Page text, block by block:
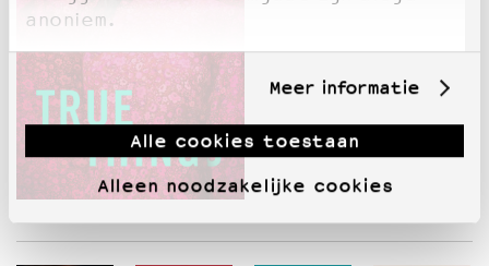
anoniem.
Meer informatie
Alle cookies toestaan
Alleen noodzakelijke cookies